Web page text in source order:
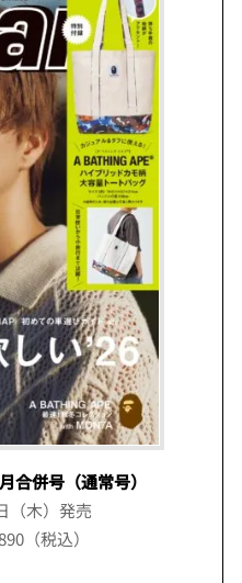
併号（通常号）
（木）発売
（税込）